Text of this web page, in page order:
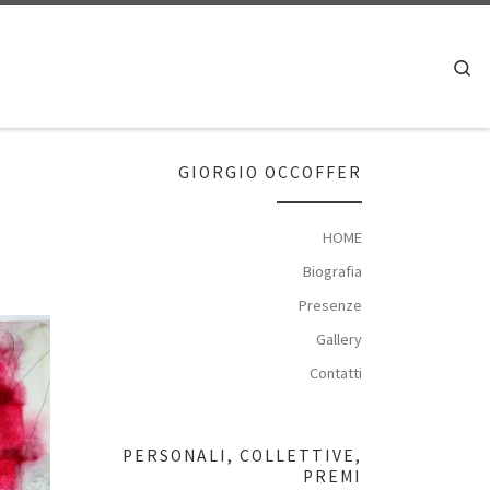
GIORGIO OCCOFFER
HOME
Biografia
Presenze
Gallery
Contatti
PERSONALI, COLLETTIVE,
PREMI